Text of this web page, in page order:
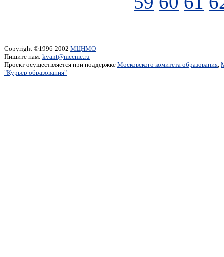
Copyright ©1996-2002 МЦНМО
Пишите нам: kvant@mccme.ru
Проект осуществляется при поддержке Московского комитета образования,
"Курьер образования"